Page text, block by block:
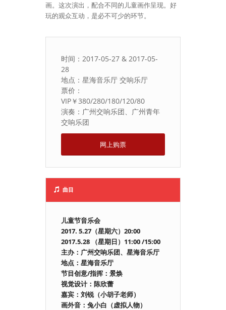
画。这次演出，配合不同的儿童画作呈现。好
玩的观众互动，是必不可少的环节。
时间：2017-05-27 & 2017-05-
28
地点：星海音乐厅 交响乐厅
票价：
VIP￥380/280/180/120/80
演奏：广州交响乐团、广州青年
交响乐团
网上购票
曲目
儿童节音乐会
2017. 5.27（星期六）20:00
2017.5.28 （星期日）11:00 /15:00
主办：广州交响乐团、星海音乐厅
地点：星海音乐厅
节目创意/指挥：景焕
视觉设计：陈欣蕾
嘉宾：刘锐（小胡子老师）
画外音：兔小白（虚拟人物）